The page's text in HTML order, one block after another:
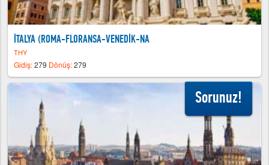
İTALYA (ROMA-FLORANSA-VENEDİK-NA
THY
Gidiş:279 Dönüş:279
Sorunuz!